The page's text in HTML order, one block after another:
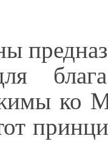
ко